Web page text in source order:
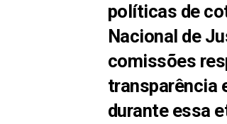
políticas de
Nacional de
comissões
transparência
durante essa